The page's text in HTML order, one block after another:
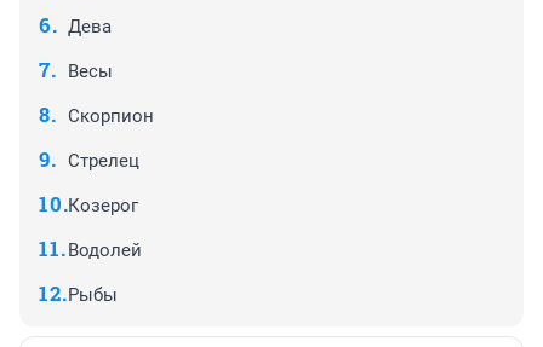
Дева
Весы
Скорпион
Стрелец
Козерог
Водолей
Рыбы